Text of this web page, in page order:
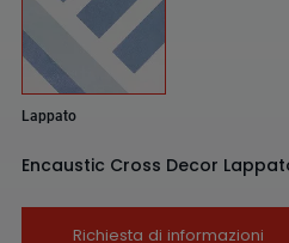
Lappato
Encaustic Cross Decor
Richiesta di informazioni